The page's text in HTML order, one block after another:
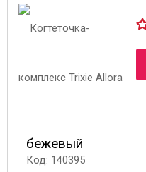
бежевый
Код: 140395